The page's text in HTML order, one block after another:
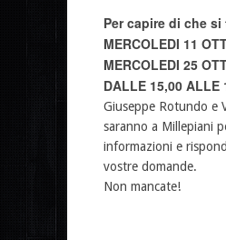
Per capire di che si
MERCOLEDI 11
MERCOLEDI 25
DALLE 15,00 ALLE
Giuseppe Rotundo e
saranno a Millepiani
informazioni e
vostre domande.
Non mancate!